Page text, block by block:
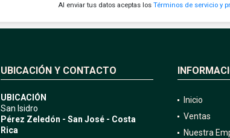
Al enviar tus datos aceptas losTérminos de servicio y
UBICACIÓN Y CONTACTO
UBICACIÓN
San Isidro
Pérez Zeledón - San José - Costa
Rica
Inicio
Ventas
Nuestra